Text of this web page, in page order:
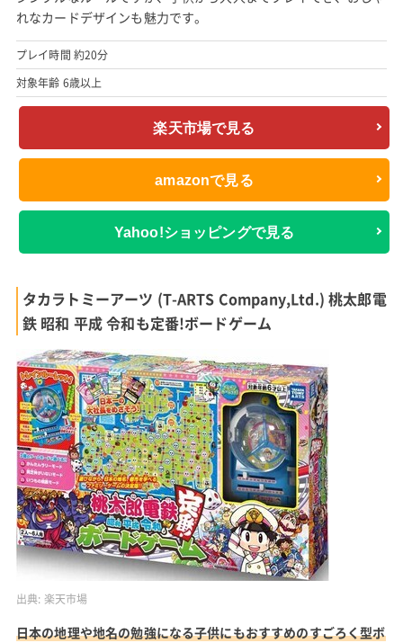
れなカードデザインも魅力です。
プレイ時間 約20分
対象年齢 6歳以上
楽天市場で見る
amazonで見る
Yahoo!ショッピングで見る
タカラトミーアーツ (T-ARTS Company,Ltd.) 桃太郎電
鉄 昭和 平成 令和も定番!ボードゲーム
出典: 楽天市場
日本の地理や地名の勉強になる子供にもおすすめのすごろく型ボ